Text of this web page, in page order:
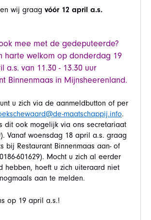
wij graag vóór 12 april a.s.
mee met de gedeputeerde?
harte welkom op donderdag 19
a.s. van 11.30 - 13.30 uur
Binnenmaas in Mijnsheerenland.
u zich via de aanmeldbutton of per
maatschappij.info.
dit ook mogelijk via ons secretariaat
Vanaf woensdag 18 april a.s. graag
bij Restaurant Binnenmaas aan- of
601629). Mocht u zich al eerder
hebben, hoeft u zich uiteraard niet
nogmaals aan te melden.
op 19 april a.s.!